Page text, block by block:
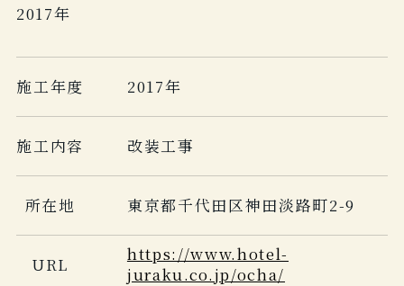
2017年
施工年度 2017年
施工内容 改装工事
所在地 東京都千代田区神田淡路町2-9
URL
https://www.hotel-
juraku.co.jp/ocha/